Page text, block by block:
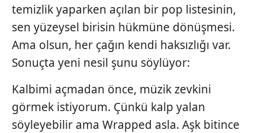
temizlik yaparken açılan bir pop listesinin,
sen yüzeysel birisin hükmüne dönüşmesi.
Ama olsun, her çağın kendi haksızlığı var.
Sonuçta yeni nesil şunu söylüyor:
Kalbimi açmadan önce, müzik zevkini
görmek istiyorum. Çünkü kalp yalan
söyleyebilir ama Wrapped asla. Aşk bitince